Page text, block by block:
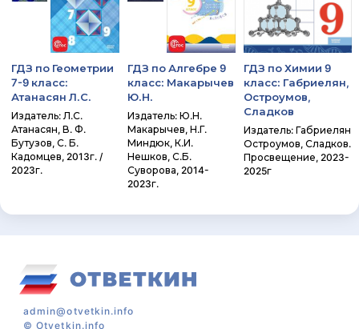
ГДЗ по Геометрии
7-9 класс:
Атанасян Л.С.
Издатель: Л.С.
Атанасян, В. Ф.
Бутузов, С. Б.
Кадомцев, 2013г. /
2023г.
ГДЗ по Алгебре 9
класс: Макарычев
Ю.Н.
Издатель: Ю.Н.
Макарычев, Н.Г.
Миндюк, К.И.
Нешков, С.Б.
Суворова, 2014-
2023г.
ГДЗ по Химии 9
класс: Габриелян,
Остроумов,
Сладков
Издатель: Габриелян
Остроумов, Сладков.
Просвещение, 2023-
2025г
admin@otvetkin.info
©Otvetkin.info